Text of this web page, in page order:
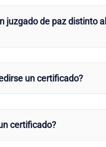
juzgado de paz distinto
un certificado?
certificado?